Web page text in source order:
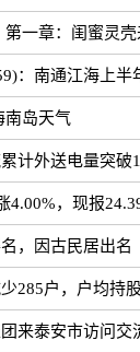
：闺蜜灵壳来求救，
半年股东应占溢利约3.62亿
南岛天气
计外送电量突破
4.00%，现报
，因古民居出名
285户，户均持
来泰安市访问交